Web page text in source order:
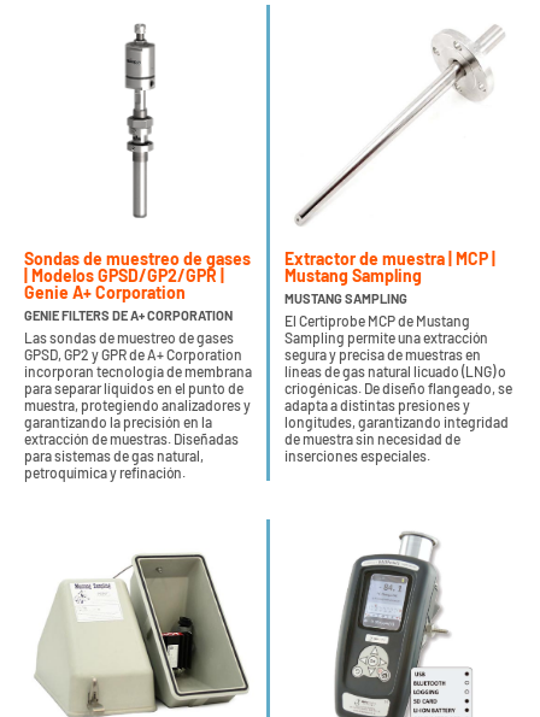
Sondas de muestreo de gases
| Modelos GPSD/GP2/GPR |
Genie A+ Corporation
GENIE FILTERS DE A+ CORPORATION
Las sondas de muestreo de gases
GPSD, GP2 y GPR de A+ Corporation
incorporan tecnología de membrana
para separar líquidos en el punto de
muestra, protegiendo analizadores y
garantizando la precisión en la
extracción de muestras. Diseñadas
para sistemas de gas natural,
petroquímica y refinación.
Extractor de muestra | MCP |
Mustang Sampling
MUSTANG SAMPLING
El Certiprobe MCP de Mustang
Sampling permite una extracción
segura y precisa de muestras en
líneas de gas natural licuado (LNG) o
criogénicas. De diseño flangeado, se
adapta a distintas presiones y
longitudes, garantizando integridad
de muestra sin necesidad de
inserciones especiales.